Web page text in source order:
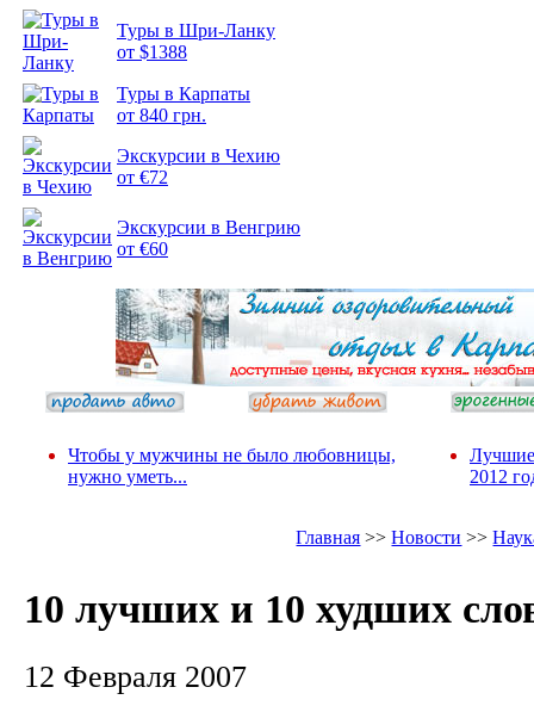
Туры в Шри-Ланку
от $1388
Туры в Карпаты
от 840 грн.
Экскурсии в Чехию
от €72
Экскурсии в Венгрию
от €60
Чтобы у мужчины не было любовницы,
нужно уметь...
Лучшие
2012
Главная >>Новости >>
10 лучших и 10 худших
12 Февраля 2007